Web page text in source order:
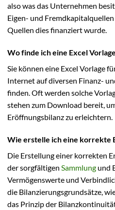
also was das Unternehmen
Eigen- und
Quellen dies finanziert wurde.
Wo finde ich eine Excel
Sie können eine Excel Vorlage
Internet auf diversen Finanz-
finden. Oft werden solche
stehen zum Download bereit,
Eröffnungsbilanz zu erleichtern.
Wie erstelle ich eine korrekte
Die Erstellung einer korrekten
der sorgfältigen Sammlung und
Vermögenswerte und
die Bilanzierungsgrundsätze,
das Prinzip der